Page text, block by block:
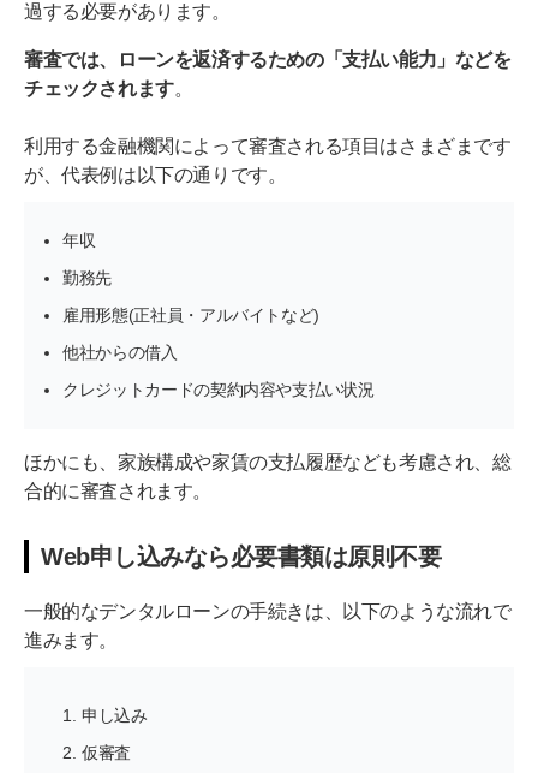
過する必要があります。
審査では、ローンを返済するための「支払い能力」などを
チェックされます。
利用する金融機関によって審査される項目はさまざまです
が、代表例は以下の通りです。
年収
勤務先
雇用形態(正社員・アルバイトなど)
他社からの借入
クレジットカードの契約内容や支払い状況
ほかにも、家族構成や家賃の支払履歴なども考慮され、総
合的に審査されます。
Web申し込みなら必要書類は原則不要
一般的なデンタルローンの手続きは、以下のような流れで
進みます。
申し込み
仮審査